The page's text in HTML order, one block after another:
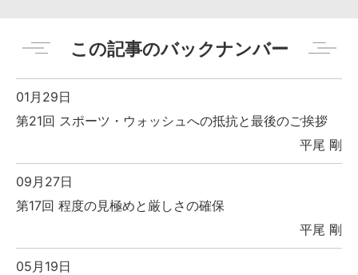
この記事のバックナンバー
01月29日
第21回 スポーツ・ウォッシュへの抵抗と最後のご挨拶
平尾 剛
09月27日
第17回 程度の見極めと厳しさの確保
平尾 剛
05月19日